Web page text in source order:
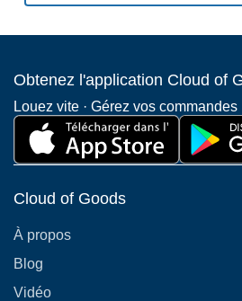
Obtenez l'application Cloud of
Louez vite · Gérez vos commandes
Cloud of Goods
À propos
Blog
Vidéo